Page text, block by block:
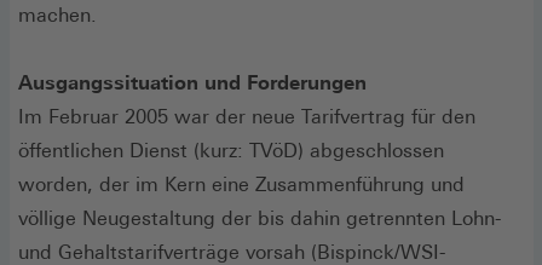
machen.
Ausgangssituation und Forderungen
Im Februar 2005 war der neue Tarifvertrag für den
öffentlichen Dienst (kurz: TVöD) abgeschlossen
worden, der im Kern eine Zusammenführung und
völlige Neugestaltung der bis dahin getrennten Lohn-
und Gehaltstarifverträge vorsah (Bispinck/WSI-